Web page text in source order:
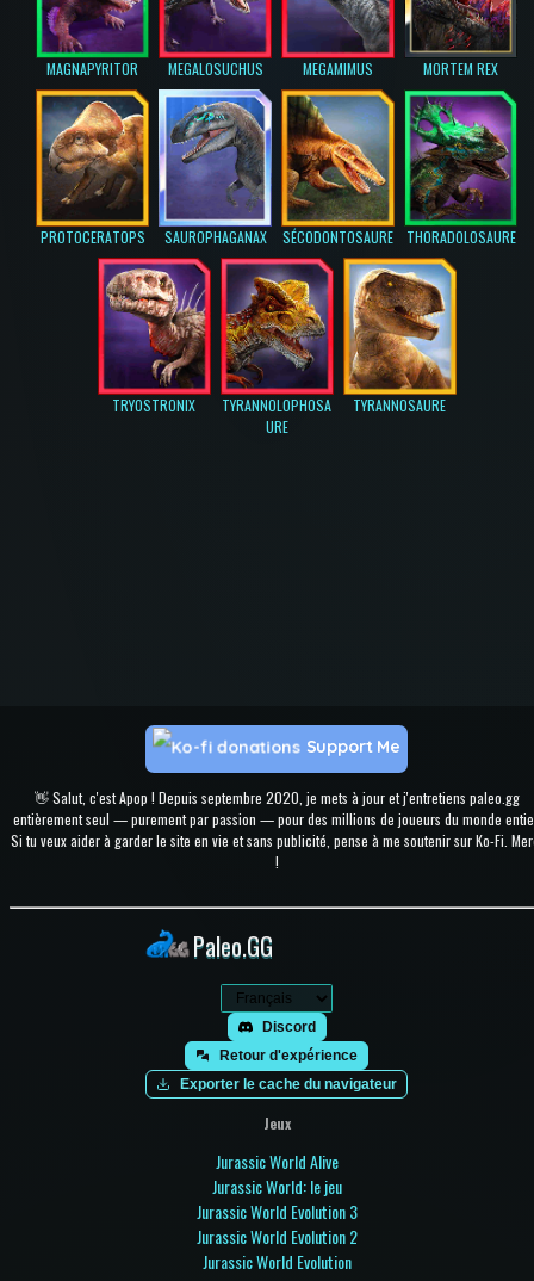
MAGNAPYRITOR MEGALOSUCHUS MEGAMIMUS MORTEM REX
PROTOCERATOPS SAUROPHAGANAX SÉCODONTOSAURE THORADOLOSAURE
TRYOSTRONIX
TYRANNOLOPHOSA
URE
TYRANNOSAURE
👋 Salut, c'est Apop ! Depuis septembre 2020, je mets à jour et j'entretiens paleo.gg
entièrement seul — purement par passion — pour des millions de joueurs du monde
Si tu veux aider à garder le site en vie et sans publicité, pense à me soutenir sur Ko-Fi.
!
Support Me
Paleo.GG
Discord
Retour d'expérience
Exporter le cache du navigateur
Jeux
Jurassic World Alive
Jurassic World: le jeu
Jurassic World Evolution 3
Jurassic World Evolution 2
Jurassic World Evolution